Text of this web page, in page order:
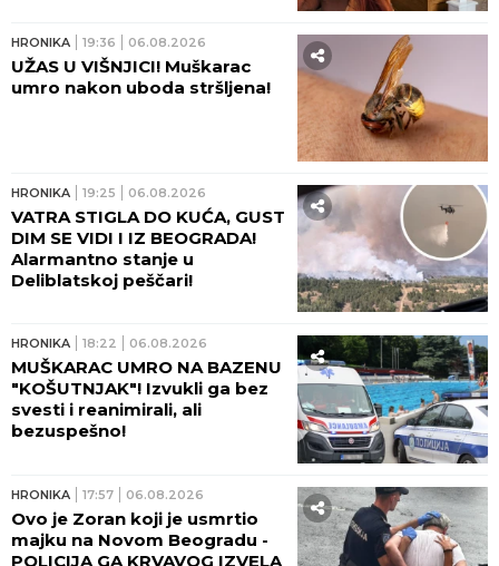
HRONIKA 19:36 06.08.2026
UŽAS U VIŠNJICI! Muškarac
umro nakon uboda stršljena!
HRONIKA 19:25 06.08.2026
VATRA STIGLA DO KUĆA, GUST
DIM SE VIDI I IZ BEOGRADA!
Alarmantno stanje u
Deliblatskoj peščari!
HRONIKA 18:22 06.08.2026
MUŠKARAC UMRO NA BAZENU
"KOŠUTNJAK"! Izvukli ga bez
svesti i reanimirali, ali
bezuspešno!
HRONIKA 17:57 06.08.2026
Ovo je Zoran koji je usmrtio
majku na Novom Beogradu -
POLICIJA GA KRVAVOG IZVELA